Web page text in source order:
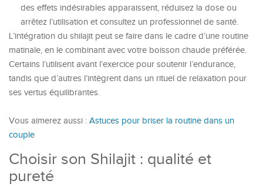
des effets indésirables apparaissent, réduisez la dose ou
arrêtez l’utilisation et consultez un professionnel de santé.
L’intégration du shilajit peut se faire dans le cadre d’une routine
matinale, en le combinant avec votre boisson chaude préférée.
Certains l’utilisent avant l’exercice pour soutenir l’endurance,
tandis que d’autres l’intègrent dans un rituel de relaxation pour
ses vertus équilibrantes.
Vous aimerez aussi : Astuces pour briser la routine dans un
couple
Choisir son Shilajit : qualité et
pureté